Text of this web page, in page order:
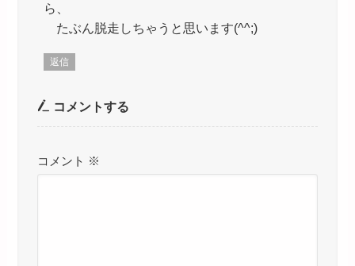
ら、
たぶん脱走しちゃうと思います(^^;)
返信
コメントする
コメント ※